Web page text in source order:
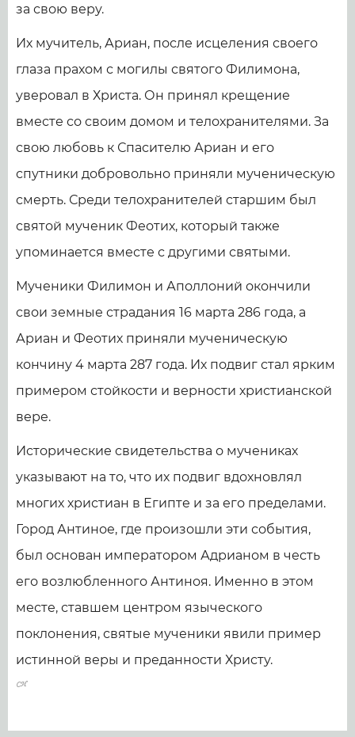
за свою веру.
Их мучитель, Ариан, после исцеления своего
глаза прахом с могилы святого Филимона,
уверовал в Христа. Он принял крещение
вместе со своим домом и телохранителями. За
свою любовь к Спасителю Ариан и его
спутники добровольно приняли мученическую
смерть. Среди телохранителей старшим был
святой мученик Феотих, который также
упоминается вместе с другими святыми.
Мученики Филимон и Аполлоний окончили
свои земные страдания 16 марта 286 года, а
Ариан и Феотих приняли мученическую
кончину 4 марта 287 года. Их подвиг стал ярким
примером стойкости и верности христианской
вере.
Исторические свидетельства о мучениках
указывают на то, что их подвиг вдохновлял
многих христиан в Египте и за его пределами.
Город Антиное, где произошли эти события,
был основан императором Адрианом в честь
его возлюбленного Антиноя. Именно в этом
месте, ставшем центром языческого
поклонения, святые мученики явили пример
истинной веры и преданности Христу.